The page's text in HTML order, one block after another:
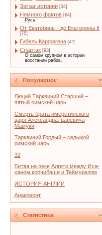
Зигзаг истории [34]
Немного фактов [64]
Русь
От Екатерины I до Екатерины II
[75]
Гибель Карфагена [47]
Спартак [93]
О самом крупном в истории
восстании рабов.
Популярное
Люций Тарквиний Старший –
пятый римский царь
Смерть брата имеретинского
царя Александра, царевича
Мамуки
Тарквиний Гордый – седьмой
римский царь
32
Битва на реке Алгети между Иса-
ханом корчибаши и Теймуразом
ИСТОРИЯ АНГЛИИ
Анакреонт
Статистика